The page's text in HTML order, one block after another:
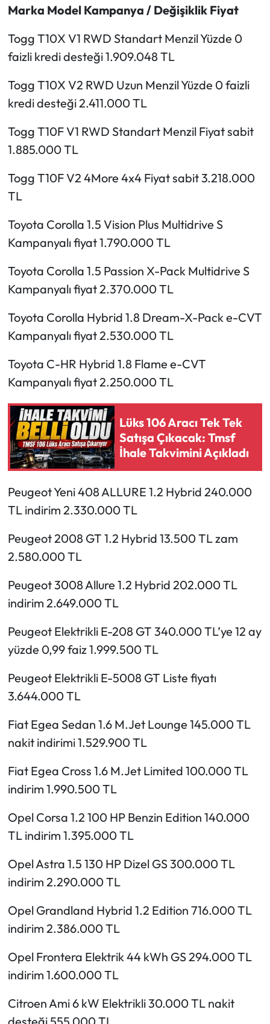
Marka Model Kampanya / Değişiklik Fiyat
Togg T10X V1 RWD Standart Menzil Yüzde 0
faizli kredi desteği 1.909.048 TL
Togg T10X V2 RWD Uzun Menzil Yüzde 0 faizli
kredi desteği 2.411.000 TL
Togg T10F V1 RWD Standart Menzil Fiyat sabit
1.885.000 TL
Togg T10F V2 4More 4x4 Fiyat sabit 3.218.000
TL
Toyota Corolla 1.5 Vision Plus Multidrive S
Kampanyalı fiyat 1.790.000 TL
Toyota Corolla 1.5 Passion X-Pack Multidrive S
Kampanyalı fiyat 2.370.000 TL
Toyota Corolla Hybrid 1.8 Dream-X-Pack e-CVT
Kampanyalı fiyat 2.530.000 TL
Toyota C-HR Hybrid 1.8 Flame e-CVT
Kampanyalı fiyat 2.250.000 TL
Lüks 106 Aracı Tek Tek
Satışa Çıkacak: Tmsf
İhale Takvimini Açıkladı
Peugeot Yeni 408 ALLURE 1.2 Hybrid 240.000
TL indirim 2.330.000 TL
Peugeot 2008 GT 1.2 Hybrid 13.500 TL zam
2.580.000 TL
Peugeot 3008 Allure 1.2 Hybrid 202.000 TL
indirim 2.649.000 TL
Peugeot Elektrikli E-208 GT 340.000 TL’ye 12 ay
yüzde 0,99 faiz 1.999.500 TL
Peugeot Elektrikli E-5008 GT Liste fiyatı
3.644.000 TL
Fiat Egea Sedan 1.6 M.Jet Lounge 145.000 TL
nakit indirimi 1.529.900 TL
Fiat Egea Cross 1.6 M.Jet Limited 100.000 TL
indirim 1.990.500 TL
Opel Corsa 1.2 100 HP Benzin Edition 140.000
TL indirim 1.395.000 TL
Opel Astra 1.5 130 HP Dizel GS 300.000 TL
indirim 2.290.000 TL
Opel Grandland Hybrid 1.2 Edition 716.000 TL
indirim 2.386.000 TL
Opel Frontera Elektrik 44 kWh GS 294.000 TL
indirim 1.600.000 TL
Citroen Ami 6 kW Elektrikli 30.000 TL nakit